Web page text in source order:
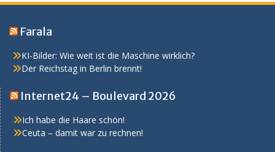
Farala
KI-Bilder: Wie weit ist die Maschine wirklich?
Der Reichstag in Berlin brennt!
Internet24 – Boulevard 2026
Ich habe die Haare schön!
Ceuta – damit war zu rechnen!